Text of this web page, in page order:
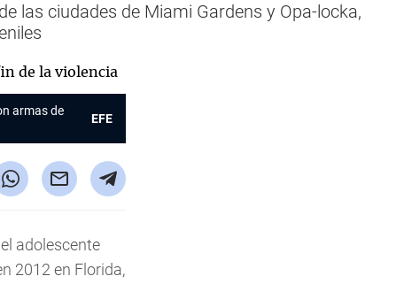
las ciudades de Miami Gardens y Opa-locka,
armas de
EFE
el adolescente
2012 en Florida,